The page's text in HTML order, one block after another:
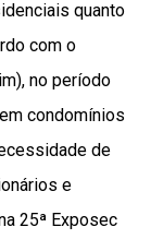
quanto
com o
no período
condomínios
de
e
25ª Exposec